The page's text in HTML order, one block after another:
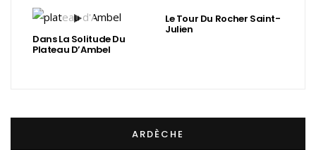
Dans La Solitude Du
Plateau D’Ambel
Le Tour Du Rocher Saint-
Julien
ARDÈCHE